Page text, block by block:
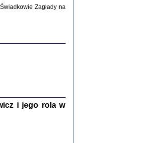
2017
Zagłady na
i jego rola w